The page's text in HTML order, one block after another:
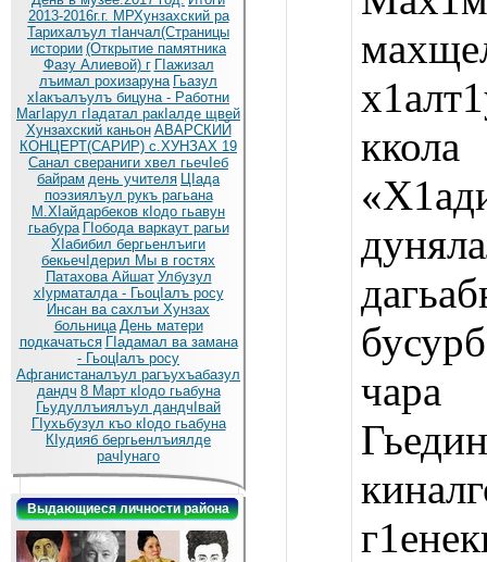
2013-2016г.г. МРХунзахский ра
Тарихалъул тIанчал(Страницы
истории (Открытие памятника
Фазу Алиевой) г ГIажизал
лъимал рохизаруна Гьазул
хIакъалъулъ бицуна - Работни
МагIарул гIадатал ракIалде щвей
Хунзахский каньон АВАРСКИЙ
КОНЦЕРТ(САРИР) с.ХУНЗАХ 19
Санал свераниги хвел гьечIеб
байрам день учителя ЦIада
поэзиялъул рукъ рагьана
М.ХIайдарбеков кIодо гьавун
гьабура ГIобода варкаут рагьи
ХIабибил бергьенлъиги
бекьечIдерил Мы в гостях
Патахова Айшат Улбузул
хIурматалда - ГьоцIалъ росу
Инсан ва сахлъи Хунзах
больница День матери
подкачаться ГIадамал ва замана
- ГьоцIалъ росу
Афганистаналъул рагъухъабазул
дандч 8 Март кIодо гьабуна
Гьудуллъиялъул дандчIвай
ГIухьбузул къо кIодо гьабуна
КIудияб бергьенлъиялде
рачIунаго
Выдающиеся личности района
чара